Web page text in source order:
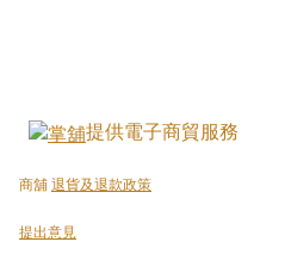
提供電子商貿服務
商舖 退貨及退款政策
提出意見